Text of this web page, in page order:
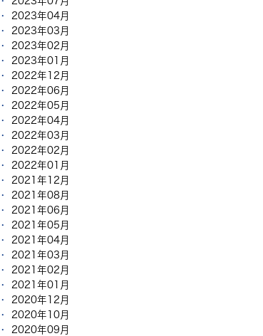
2023年04月
2023年03月
2023年02月
2023年01月
2022年12月
2022年06月
2022年05月
2022年04月
2022年03月
2022年02月
2022年01月
2021年12月
2021年08月
2021年06月
2021年05月
2021年04月
2021年03月
2021年02月
2021年01月
2020年12月
2020年10月
2020年09月